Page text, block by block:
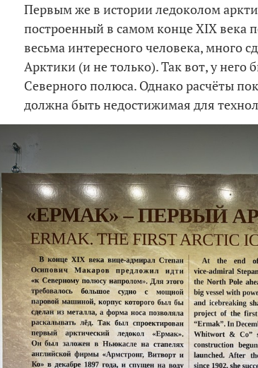
Первым же в истории ледоколом
построенный в самом конце XIX века
весьма интересного человека, много
Арктики (и не только). Так вот, у него
Северного полюса. Однако расчёты
должна быть недостижимая для